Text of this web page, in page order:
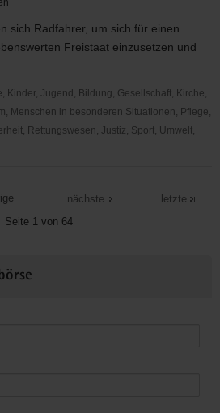
sich Radfahrer, um sich für einen
Freistaat einzusetzen und
Kinder, Jugend, Bildung, Gesellschaft, Kirche,
Menschen in besonderen Situationen, Pflege,
Rettungswesen, Justiz, Sport, Umwelt,
Seite 1 von 64
nächste letzte